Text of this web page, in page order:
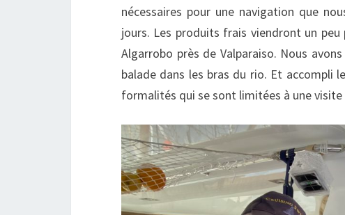
nécessaires pour une navigation que
jours. Les produits frais viendront un
Algarrobo près de Valparaiso. Nous
balade dans les bras du rio. Et accompli
formalités qui se sont limitées à une